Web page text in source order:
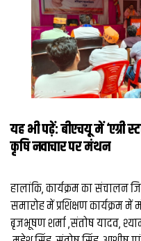
यह भी पढ़ें:बीएचयू में ‘एग्री
कृषि नवाचार पर मंथन
हालांकि, कार्यक्रम का संचालन
समारोह में प्रशिक्षण कार्यक्रम
बृजभूषण शर्मा ,संतोष यादव,